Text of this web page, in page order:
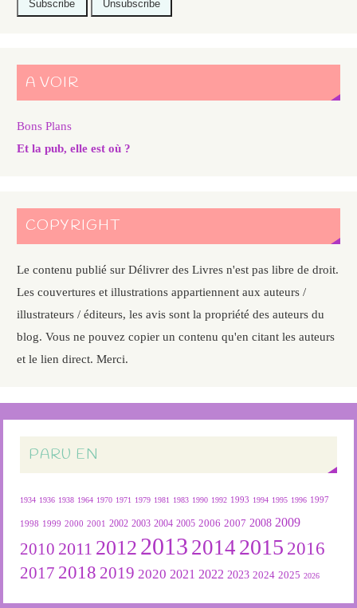
A VOIR
Bons Plans
Et la pub, elle est où ?
COPYRIGHT
Le contenu publié sur Délivrer des Livres n'est pas libre de droit.
Les couvertures et illustrations appartiennent aux auteurs /
illustrateurs / éditeurs, les avis sont la propriété des auteurs du
blog. Vous ne pouvez copier un contenu qu'en citant les auteurs
et le lien direct. Merci.
PARU EN
1934 1936 1938 1964 1970 1971 1979 1981 1983 1990 1992 1993 1994 1995 1996 1997
1998 1999 2000 2001 2002 2003 2004 2005 2006 2007 2008 2009
2010 2011 2012 2013 2014 2015 2016
2017 2018 2019 2020 2021 2022 2023 2024 2025 2026